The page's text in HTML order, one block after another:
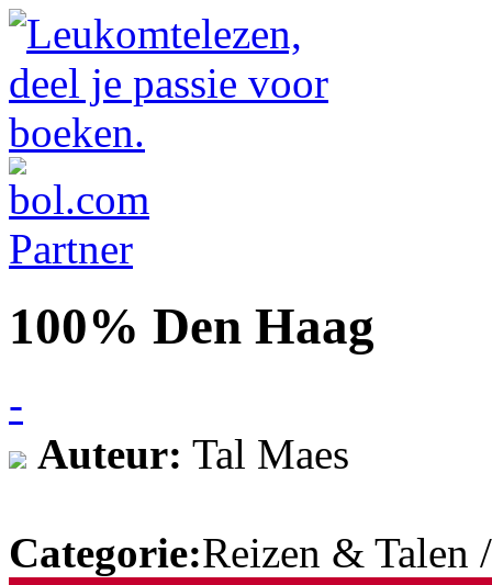
100% Den Haag
-
Auteur: Tal Maes
Categorie:Reizen & Talen